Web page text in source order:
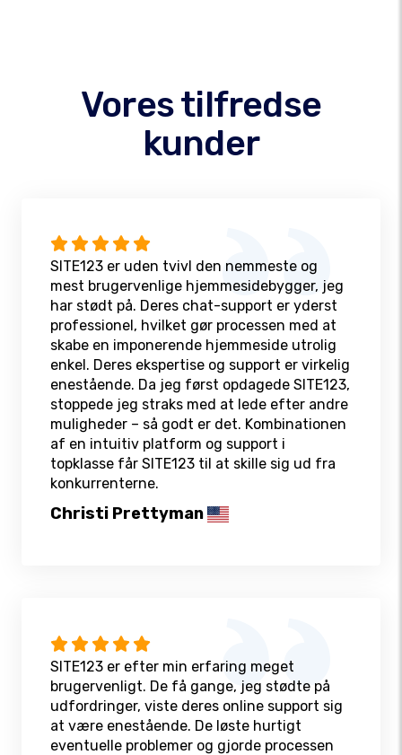
Vores tilfredse
kunder
SITE123 er uden tvivl den nemmeste og
mest brugervenlige hjemmesidebygger, jeg
har stødt på. Deres chat-support er yderst
professionel, hvilket gør processen med at
skabe en imponerende hjemmeside utrolig
enkel. Deres ekspertise og support er virkelig
enestående. Da jeg først opdagede SITE123,
stoppede jeg straks med at lede efter andre
muligheder – så godt er det. Kombinationen
af en intuitiv platform og support i
topklasse får SITE123 til at skille sig ud fra
konkurrenterne.
Christi Prettyman
SITE123 er efter min erfaring meget
brugervenligt. De få gange, jeg stødte på
udfordringer, viste deres online support sig
at være enestående. De løste hurtigt
eventuelle problemer og gjorde processen